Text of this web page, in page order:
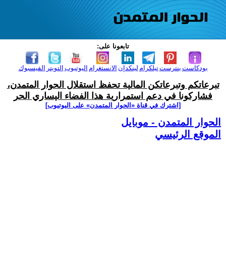
تابعونا على:
الفيسبوك التويتر اليوتيوب الانستغرام لينكدإن تيلكرامبنترست بودكاست
تبرعاتكم وتبرعاتكن المالية تحفظ استقلال الحوار المتمدن،
فشاركونا في دعم استمرارية هذا الفضاء اليساري الحر
[اشترك في قناة ‫«الحوار المتمدن» على اليوتيوب]
الحوار المتمدن - موبايل
الموقع الرئيسي